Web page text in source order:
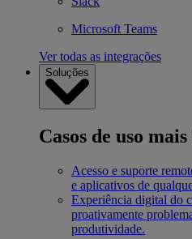
Microsoft Teams
Ver todas as integrações
Soluções
Casos de uso
Acesso e suporte
e aplicativos de
Experiência digital do
proativamente
produtividade.